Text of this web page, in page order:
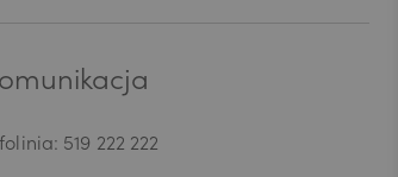
519 222 222